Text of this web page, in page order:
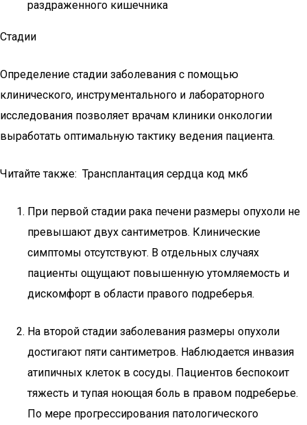
раздраженного кишечника
Стадии
Определение стадии заболевания с помощью
клинического, инструментального и лабораторного
исследования позволяет врачам клиники онкологии
выработать оптимальную тактику ведения пациента.
Читайте также: Трансплантация сердца код мкб
При первой стадии рака печени размеры опухоли не
превышают двух сантиметров. Клинические
симптомы отсутствуют. В отдельных случаях
пациенты ощущают повышенную утомляемость и
дискомфорт в области правого подреберья.
На второй стадии заболевания размеры опухоли
достигают пяти сантиметров. Наблюдается инвазия
атипичных клеток в сосуды. Пациентов беспокоит
тяжесть и тупая ноющая боль в правом подреберье.
По мере прогрессирования патологического